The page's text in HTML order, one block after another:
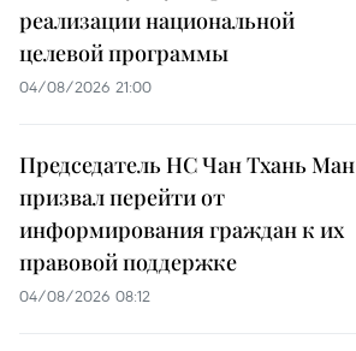
реализации национальной
целевой программы
04/08/2026 21:00
Председатель НС Чан Тхань Ман
призвал перейти от
информирования граждан к их
правовой поддержке
04/08/2026 08:12